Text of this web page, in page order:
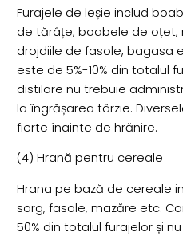
Furajele de leșie includ
de tărâțe, boabele de oțet,
drojdiile de fasole, bagasa
este de 5%-10% din totalul
distilare nu trebuie
la îngrășarea târzie.
fierte înainte de hrănire.
(4) Hrană pentru cereale
Hrana pe bază de cereale
sorg, fasole, mazăre etc.
50% din totalul furajelor și